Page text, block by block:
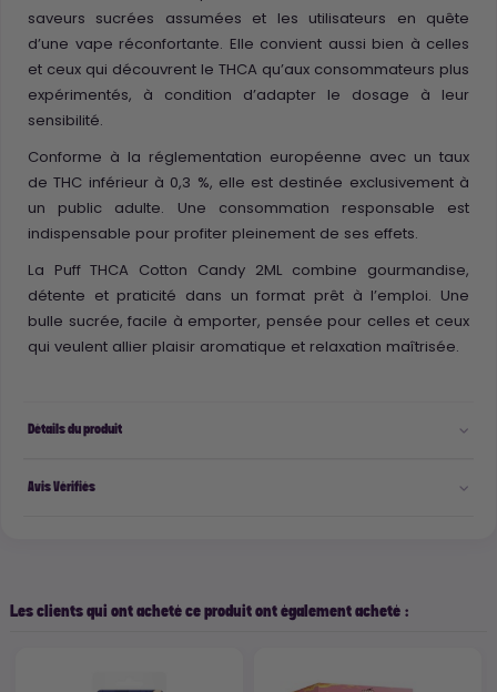
saveurs sucrées assumées et les utilisateurs en quête
d’une vape réconfortante. Elle convient aussi bien à celles
et ceux qui découvrent le THCA qu’aux consommateurs plus
expérimentés, à condition d’adapter le dosage à leur
sensibilité.
Conforme à la réglementation européenne avec un taux
de THC inférieur à 0,3 %, elle est destinée exclusivement à
un public adulte. Une consommation responsable est
indispensable pour profiter pleinement de ses effets.
La Puff THCA Cotton Candy 2ML combine gourmandise,
détente et praticité dans un format prêt à l’emploi. Une
bulle sucrée, facile à emporter, pensée pour celles et ceux
qui veulent allier plaisir aromatique et relaxation maîtrisée.
Détails du produit
Avis Vérifiés
Les clients qui ont acheté ce produit ont également acheté :